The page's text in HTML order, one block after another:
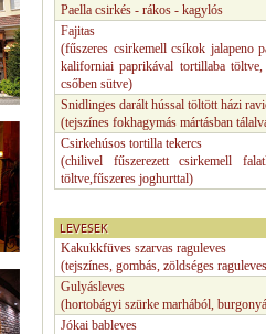
Paella csirkés - rákos - kagylós
Fajitas
(fűszeres csirkemell csíkok jalapeno
kaliforniai paprikával tortillaba
csőben sütve)
Snidlinges darált hússal töltött házi
(tejszínes fokhagymás mártásban
Csirkehúsos tortilla tekercs
(chilivel fűszerezett csirkemell
töltve,fűszeres joghurttal)
LEVESEK
Kakukkfüves szarvas raguleves
(tejszínes, gombás, zöldséges
Gulyásleves
(hortobágyi szürke marhából,
Jókai bableves